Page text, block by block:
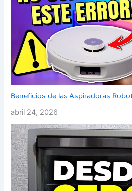
Beneficios de las Aspiradoras
abril 24, 2026